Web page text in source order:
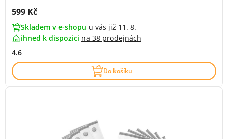
Cena s DPH:
599 Kč
Skladem v e-shopu u vás již 11. 8.
ihned k dispozici na 38 prodejnách
4.6
Do košíku